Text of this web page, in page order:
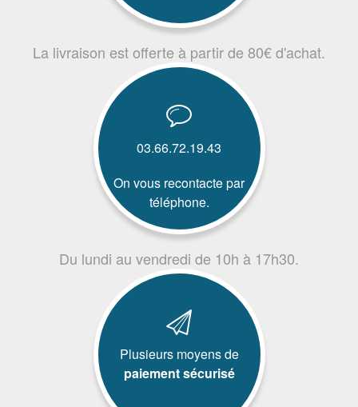
La livraison est offerte à partir de 80€ d'achat.
03.66.72.19.43
On vous recontacte par
téléphone.
Du lundi au vendredi de 10h à 17h30.
Plusieurs moyens de
paiement sécurisé